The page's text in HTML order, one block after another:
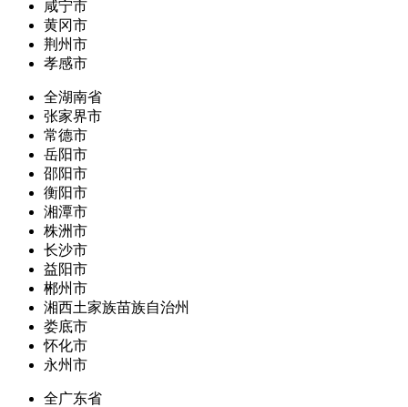
咸宁市
黄冈市
荆州市
孝感市
全湖南省
张家界市
常德市
岳阳市
邵阳市
衡阳市
湘潭市
株洲市
长沙市
益阳市
郴州市
湘西土家族苗族自治州
娄底市
怀化市
永州市
全广东省